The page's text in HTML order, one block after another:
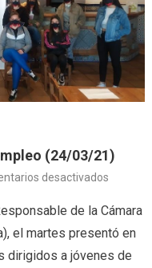
(24/03/21)
desactivadosen
de
la
de la Cámara
el martes presentó en
dirigidos a jóvenes de